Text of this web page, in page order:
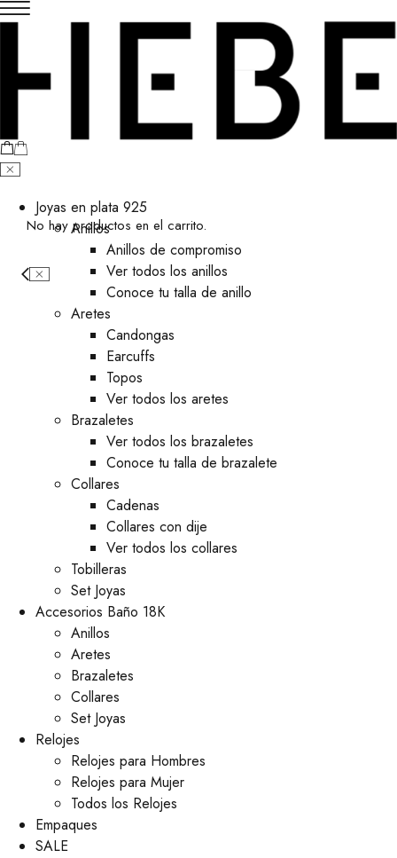
No hay productos en el carrito.
Joyas en plata 925
Anillos
Anillos de compromiso
Ver todos los anillos
Conoce tu talla de anillo
Aretes
⁠Candongas
Earcuffs
Topos
Ver todos los aretes
Brazaletes
Ver todos los brazaletes
Conoce tu talla de brazalete
Collares
Cadenas
Collares con dije
Ver todos los collares
Tobilleras
Set Joyas
Accesorios Baño 18K
Anillos
Aretes
Brazaletes
Collares
Set Joyas
Relojes
Relojes para Hombres
Relojes para Mujer
Todos los Relojes
Empaques
SALE